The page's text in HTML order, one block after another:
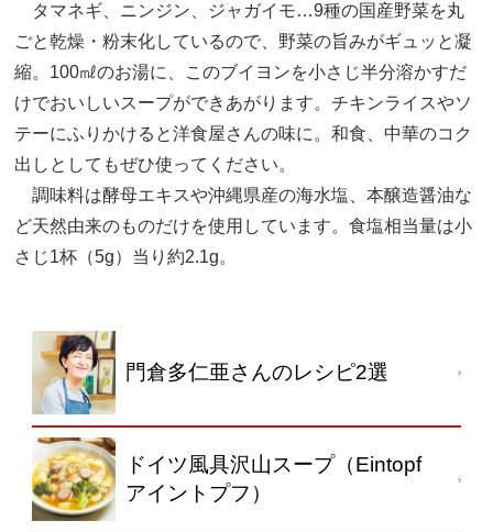
タマネギ、ニンジン、ジャガイモ…9種の国産野菜を丸
ごと乾燥・粉末化しているので、野菜の旨みがギュッと凝
縮。100㎖のお湯に、このブイヨンを小さじ半分溶かすだ
けでおいしいスープができあがります。チキンライスやソ
テーにふりかけると洋食屋さんの味に。和食、中華のコク
出しとしてもぜひ使ってください。
調味料は酵母エキスや沖縄県産の海水塩、本醸造醤油な
ど天然由来のものだけを使用しています。食塩相当量は小
さじ1杯（5g）当り約2.1g。
門倉多仁亜さんのレシピ2選
ドイツ風具沢山スープ（Eintopf
アイントプフ）